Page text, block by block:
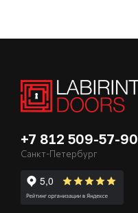
+7 812 509-57-90
Санкт-Петербург